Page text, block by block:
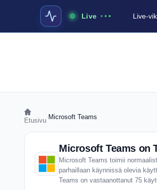
Live Live-
Etusivu Microsoft Teams
Microsoft Teams on
Microsoft Teams toimii
parhaillaan käynnissä olevia
Teams on vastaanottanut 75